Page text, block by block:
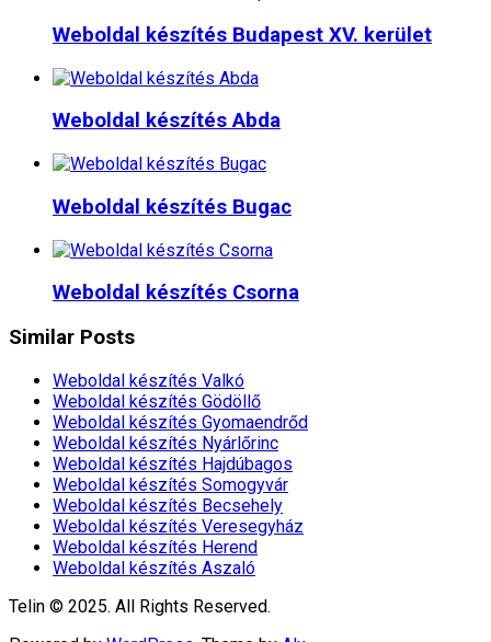
Weboldal készítés​ Budapest XV. kerület
Weboldal készítés​ Abda
Weboldal készítés​ Bugac
Weboldal készítés​ Csorna
Similar Posts
Weboldal készítés​ Valkó
Weboldal készítés​ Gödöllő
Weboldal készítés​ Gyomaendrőd
Weboldal készítés​ Nyárlőrinc
Weboldal készítés​ Hajdúbagos
Weboldal készítés​ Somogyvár
Weboldal készítés​ Becsehely
Weboldal készítés​ Veresegyház
Weboldal készítés​ Herend
Weboldal készítés​ Aszaló
Telin © 2025. All Rights Reserved.